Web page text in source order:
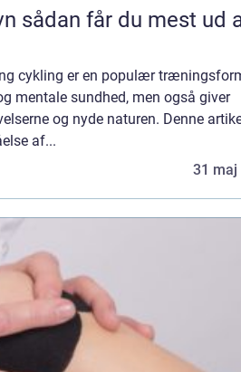
af
cykling er en populær
mentale sundhed, men også giver
og nyde naturen. Denne
af...
31 maj